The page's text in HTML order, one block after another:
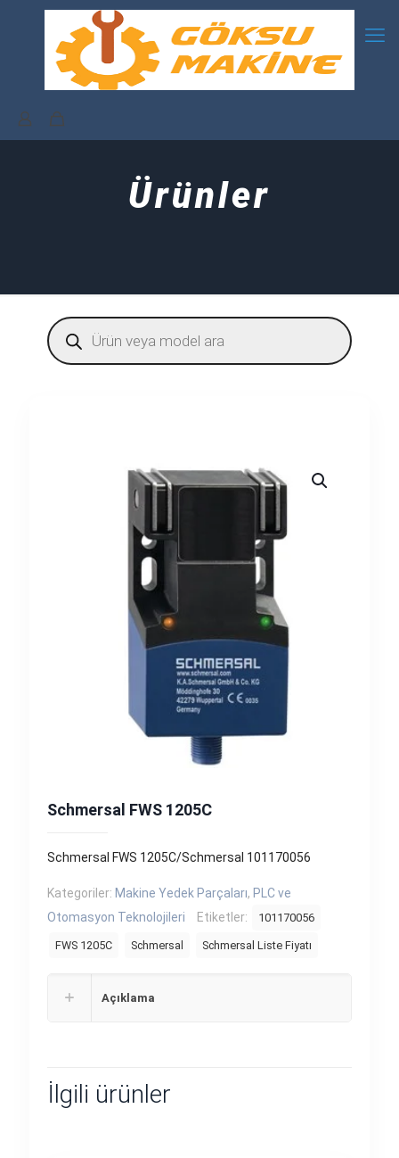
Ürünler
Products
search
Schmersal FWS 1205C
Schmersal FWS 1205C/Schmersal 101170056
Kategoriler: Makine Yedek Parçaları, PLC ve
Otomasyon Teknolojileri
Etiketler: 101170056
FWS 1205C Schmersal Schmersal Liste Fiyatı
Açıklama
İlgili ürünler